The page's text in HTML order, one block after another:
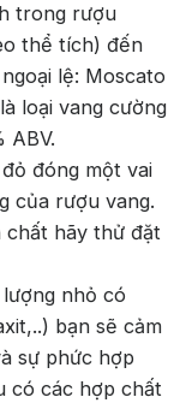
trong rượu
thể tích) đến
lệ: Moscato
loại vang cường
ABV.
đóng một vai
của rượu vang.
chất hãy thử đặt
nhỏ có
bạn sẽ cảm
sự phức hợp
có các hợp chất